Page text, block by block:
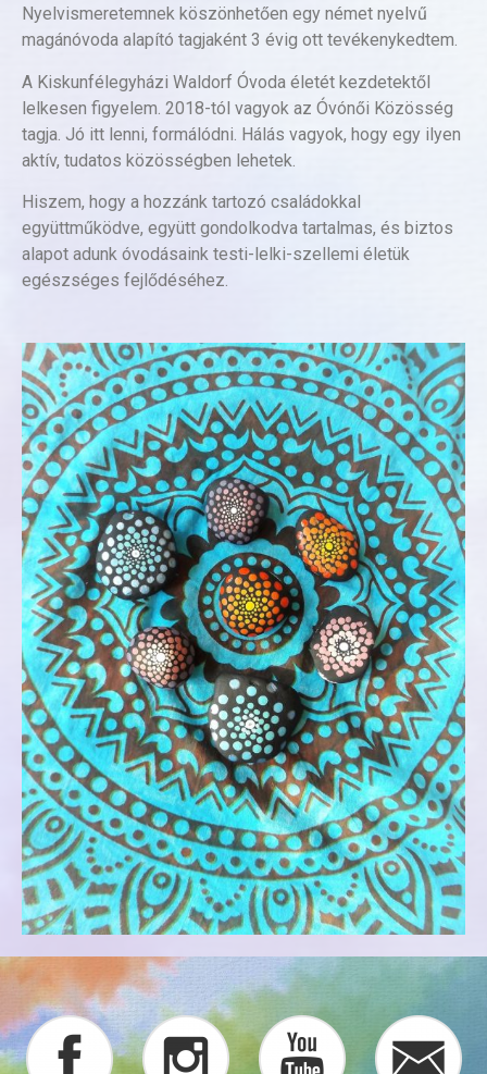
Nyelvismeretemnek köszönhetően egy német nyelvű
magánóvoda alapító tagjaként 3 évig ott tevékenykedtem.
A Kiskunfélegyházi Waldorf Óvoda életét kezdetektől
lelkesen figyelem. 2018-tól vagyok az Óvónői Közösség
tagja. Jó itt lenni, formálódni. Hálás vagyok, hogy egy ilyen
aktív, tudatos közösségben lehetek.
Hiszem, hogy a hozzánk tartozó családokkal
együttműködve, együtt gondolkodva tartalmas, és biztos
alapot adunk óvodásaink testi-lelki-szellemi életük
egészséges fejlődéséhez.